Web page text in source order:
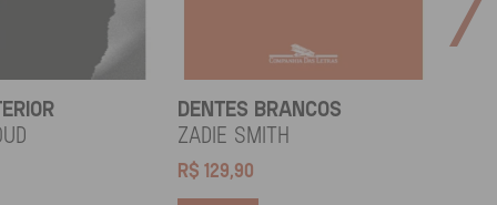
DENTES BRANCOS
Zadie Smith
R$ 129,90